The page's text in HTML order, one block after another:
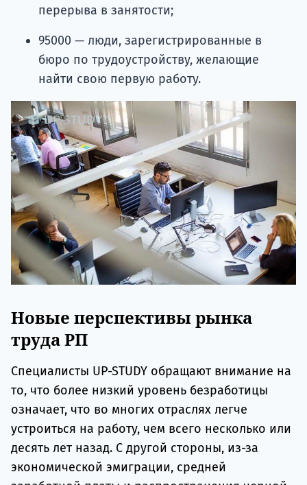
перерыва в занятости;
95000 — люди, зарегистрированные в
бюро по трудоустройству, желающие
найти свою первую работу.
Новые перспективы рынка
труда РП
Специалисты UP-STUDY обращают внимание на
то, что более низкий уровень безработицы
означает, что во многих отраслях легче
устроиться на работу, чем всего несколько или
десять лет назад. С другой стороны, из-за
экономической эмиграции, средней